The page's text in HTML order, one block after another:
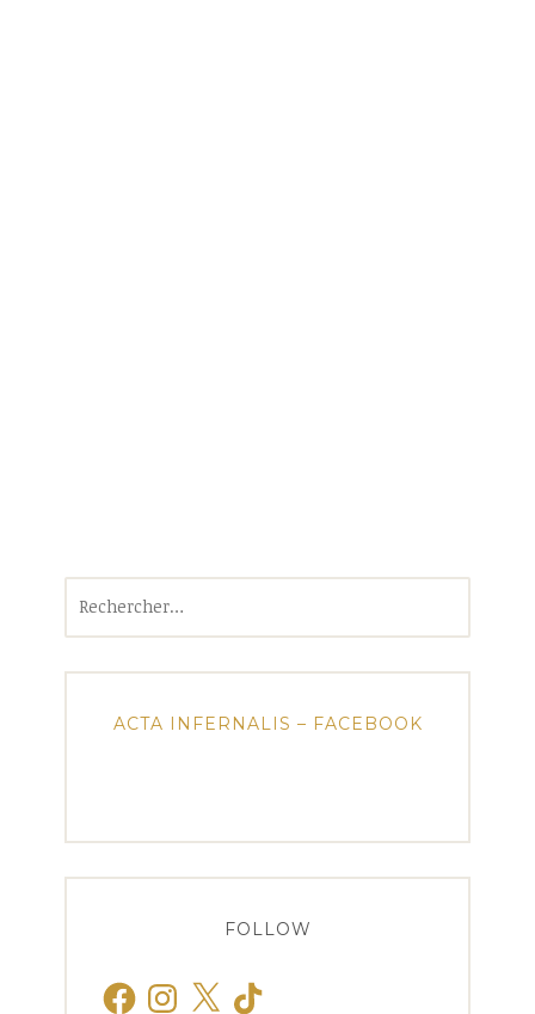
ACTA INFERNALIS – FACEBOOK
FOLLOW
FacebookInstagram
X TikTok